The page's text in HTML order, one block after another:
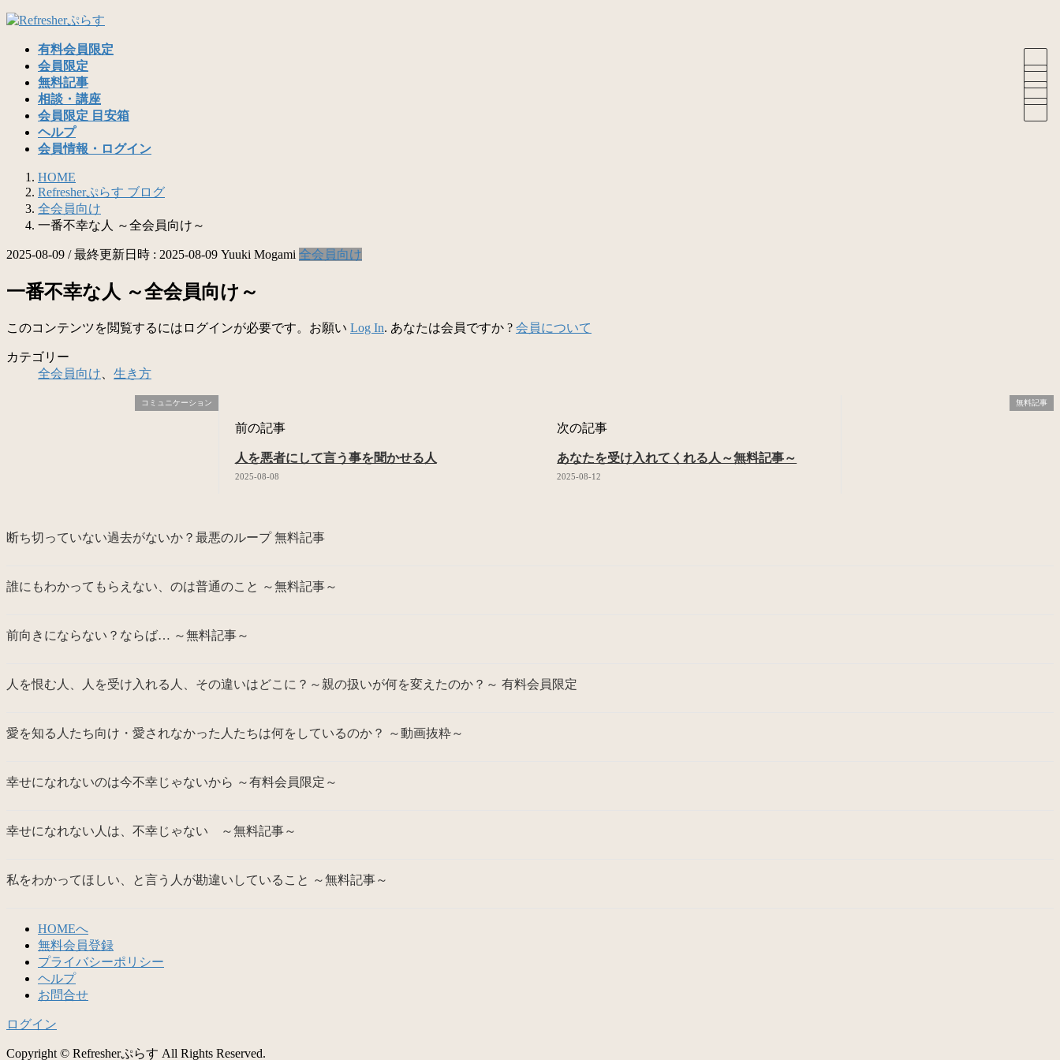
コ
ナ
有料会員限定
会員限定
無料記事
相談・講座
会員限定 目安箱
ヘルプ
会員情報・ログイン
HOME
Refresherぷらす ブログ
全会員向け
一番不幸な人 ～全会員向け～
2025-08-09 / 最終更新日時 : 2025-08-09 Yuuki Mogami 全会員向け
一番不幸な人 ～全会員向け～
このコンテンツを閲覧するにはログインが必要です。お願い Log In. あなたは会員ですか ? 会員について
カテゴリー
全会員向け
生き方
コミュニケーション
前の記事
人を悪者にして言う事を聞かせる人
2025-08-08
無料記事
次の記事
あなたを受け入れてくれる人～無料記事～
2025-08-12
断ち切っていない過去がないか？最悪のループ 無料記事
誰にもわかってもらえない、のは普通のこと ～無料記事～
前向きにならない？ならば… ～無料記事～
人を恨む人、人を受け入れる人、その違いはどこに？～親の扱いが何を変えたのか？～ 有料会員限定
愛を知る人たち向け・愛されなかった人たちは何をしているのか？ ～動画抜粋～
幸せになれないのは今不幸じゃないから ～有料会員限定～
幸せになれない人は、不幸じゃない ～無料記事～
私をわかってほしい、と言う人が勘違いしていること ～無料記事～
HOMEへ
無料会員登録
プライバシーポリシー
ヘルプ
お問合せ
ログイン
Copyright © Refresherぷらす All Rights Reserved.